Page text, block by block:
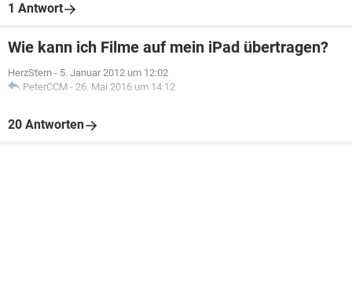
1 Antwort
Wie kann ich Filme auf mein iPad übertragen?
HerzStern - 5. Januar 2012 um 12:02
PeterCCM - 26. Mai 2016 um 14:12
20 Antworten